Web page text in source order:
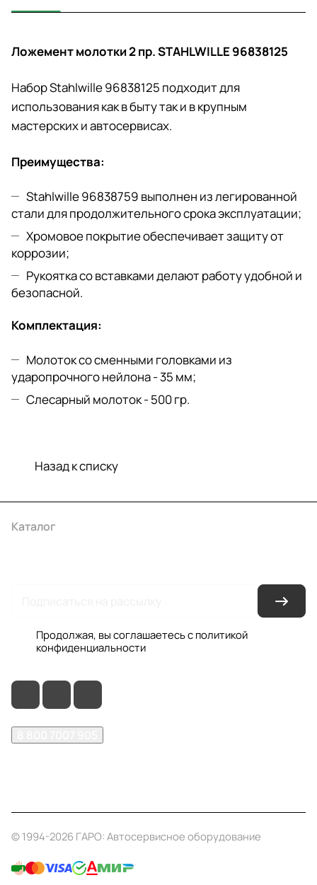
Ложемент молотки 2 пр. STAHLWILLE 96838125
Набор Stahlwille 96838125 подходит для
использования как в быту так и в крупным
мастерских и автосервисах.
Преимущества:
Stahlwille 96838759 выполнен из легированной
стали для продолжительного срока эксплуатации;
Хромовое покрытие обеспечивает защиту от
коррозии;
Рукоятка со вставками делают работу удобной и
безопасной.
Комплектация:
Молоток со сменными головками из
ударопрочного нейлона - 35 мм;
Слесарный молоток - 500 гp.
Назад к списку
Каталог
Продолжая, вы соглашаетесь с политикой
конфиденциальности
© 1994-2026 ГАРО: Автосервисное оборудование